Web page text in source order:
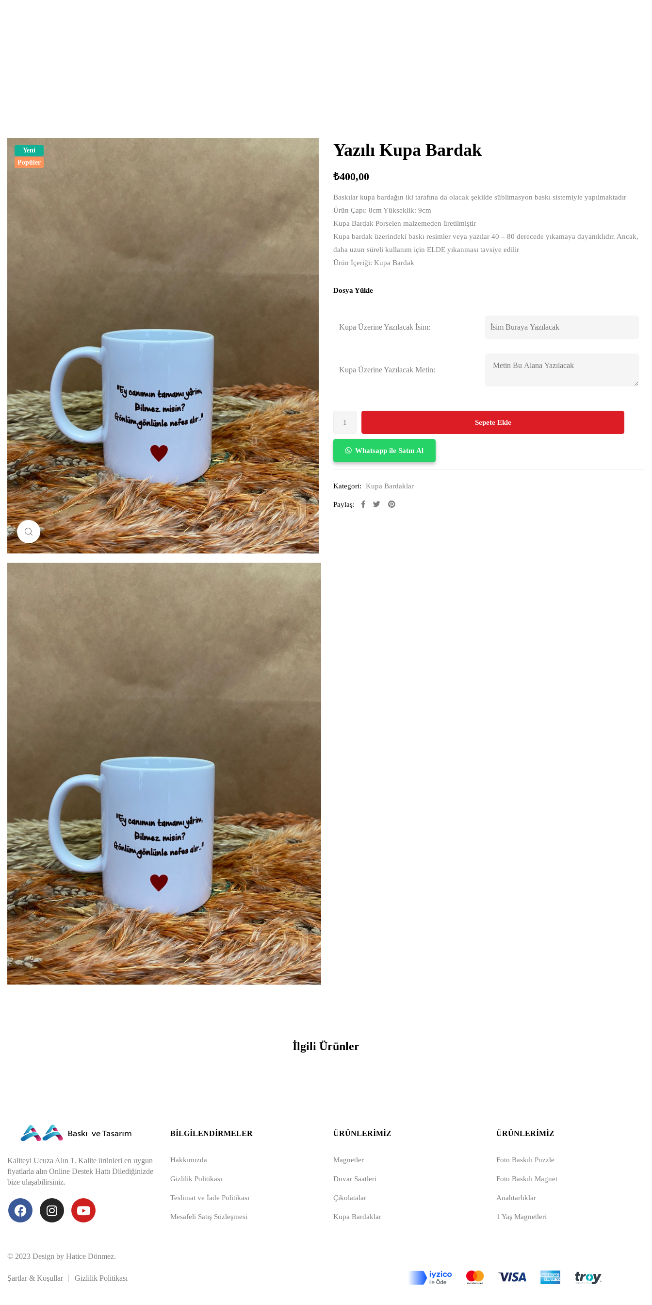
Yeni
Popüler
Resimi büyütmek için tıklayın
Yazılı Kupa Bardak
₺400,00
Baskılar kupa bardağın iki tarafına da olacak şekilde süblimasyon baskı sistemiyle yapılmaktadır
Ürün Çapı: 8cm Yükseklik: 9cm
Kupa Bardak Porselen malzemeden üretilmiştir
Kupa bardak üzerindeki baskı resimler veya yazılar 40 – 80 derecede yıkamaya dayanıklıdır. Ancak,
daha uzun süreli kullanım için ELDE yıkanması tavsiye edilir
Ürün İçeriği: Kupa Bardak
Dosya Yükle
Kupa Üzerine Yazılacak İsim:
Kupa Üzerine Yazılacak Metin:
Sepete Ekle
Whatsapp ile Satın Al
Kategori: Kupa Bardaklar
Paylaş:
İlgili Ürünler
Kaliteyi Ucuza Alın 1. Kalite ürünleri en uygun
fiyatlarla alın Online Destek Hattı Dilediğinizde
bize ulaşabilirsiniz.
BILGILENDIRMELER
Hakkımızda
Gizlilik Politikası
Teslimat ve İade Politikası
Mesafeli Satış Sözleşmesi
ÜRÜNLERIMIZ
Magnetler
Duvar Saatleri
Çikolatalar
Kupa Bardaklar
ÜRÜNLERIMIZ
Foto Baskılı Puzzle
Foto Baskılı Magnet
Anahtarlıklar
1 Yaş Magnetleri
© 2023 Design by Hatice Dönmez.
Şartlar & Koşullar Gizlilik Politikası